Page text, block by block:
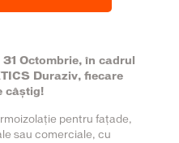
31 Octombrie, în cadrul
Duraziv, fiecare
câștig!
pentru fațade,
sau comerciale, cu